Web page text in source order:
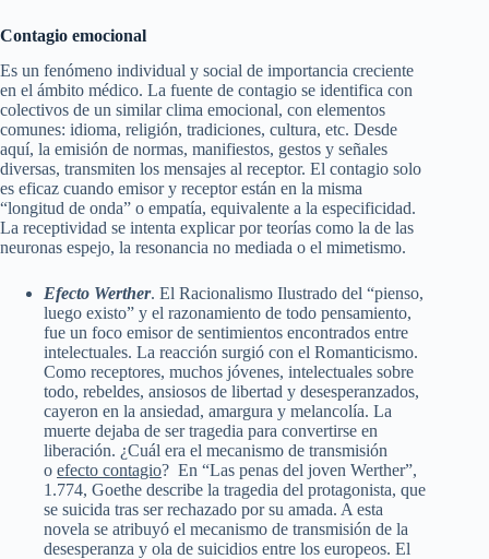
Contagio emocional
Es un fenómeno individual y social de importancia creciente
en el ámbito médico. La fuente de contagio se identifica con
colectivos de un similar clima emocional, con elementos
comunes: idioma, religión, tradiciones, cultura, etc. Desde
aquí, la emisión de normas, manifiestos, gestos y señales
diversas, transmiten los mensajes al receptor. El contagio solo
es eficaz cuando emisor y receptor están en la misma
“longitud de onda” o empatía, equivalente a la especificidad.
La receptividad se intenta explicar por teorías como la de las
neuronas espejo, la resonancia no mediada o el mimetismo.
Efecto Werther. El Racionalismo Ilustrado del “pienso,
luego existo” y el razonamiento de todo pensamiento,
fue un foco emisor de sentimientos encontrados entre
intelectuales. La reacción surgió con el Romanticismo.
Como receptores, muchos jóvenes, intelectuales sobre
todo, rebeldes, ansiosos de libertad y desesperanzados,
cayeron en la ansiedad, amargura y melancolía. La
muerte dejaba de ser tragedia para convertirse en
liberación. ¿Cuál era el mecanismo de transmisión
o efecto contagio? En “Las penas del joven Werther”,
1.774, Goethe describe la tragedia del protagonista, que
se suicida tras ser rechazado por su amada. A esta
novela se atribuyó el mecanismo de transmisión de la
desesperanza y ola de suicidios entre los europeos. El